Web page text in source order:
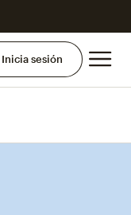
Inicia sesión